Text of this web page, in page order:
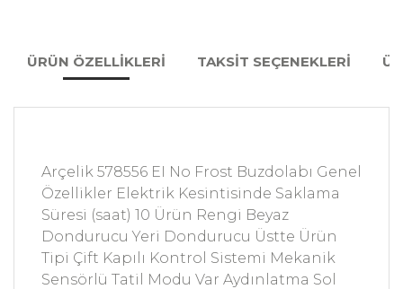
ÜRÜN ÖZELLİKLERİ TAKSİT SEÇENEKLERİ
Arçelik 578556 EI No Frost Buzdolabı Genel
Özellikler Elektrik Kesintisinde Saklama
Süresi (saat) 10 Ürün Rengi Beyaz
Dondurucu Yeri Dondurucu Üstte Ürün
Tipi Çift Kapılı Kontrol Sistemi Mekanik
Sensörlü Tatil Modu Var Aydınlatma Sol